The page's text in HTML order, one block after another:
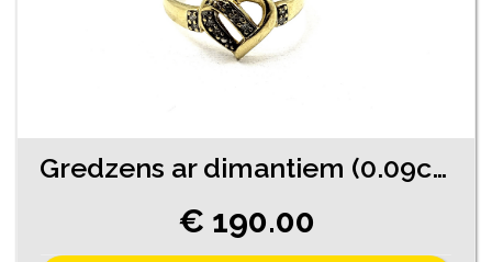
Gredzens ar dimantiem (0.09ct) 2740-4561
€ 190.00